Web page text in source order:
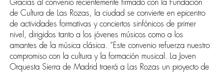
Gracias al convenio recientemente firmado con la Fundación
de Cultura de Las Rozas, la ciudad se convierte en epicentro
de actividades formativas y conciertos sinfónicos de primer
nivel, dirigidos tanto a los jóvenes músicos como a los
amantes de la música clásica. “Este convenio refuerza nuestro
compromiso con la cultura y la formación musical. La Joven
Orquesta Sierra de Madrid traerá a Las Rozas un proyecto de